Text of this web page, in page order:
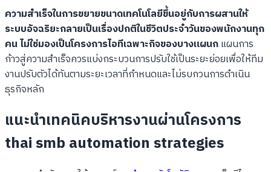
ความสำเร็จในการขยายขนาดเทคโนโลยีขึ้นอยู่กับการผสานให้
ระบบอัจฉริยะกลายเป็นเรื่องปกติในชีวิตประจำวันของพนักงานทุก
คน ไม่ใช่มองเป็นโครงการไอทีเฉพาะกิจของบางแผนกแผนการ
ก้าวสู่ความสำเร็จควรแบ่งกระบวนการปรับใช้เป็นระยะย่อยเพื่อให้ทีม
งานปรับตัวได้ทันตามระยะเวลาที่กำหนดและไม่รบกวนการดำเนิน
ธุรกิจหลัก
แนะนำเทคนิคบริหารงานผ่านโครงการ
thai smb automation strategies